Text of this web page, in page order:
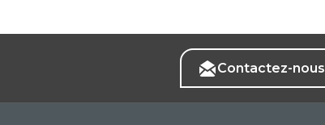
Contactez-nous